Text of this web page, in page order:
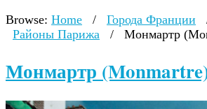
Browse: Home / Города Франции
Районы Парижа
/ Монмартр
Монмартр